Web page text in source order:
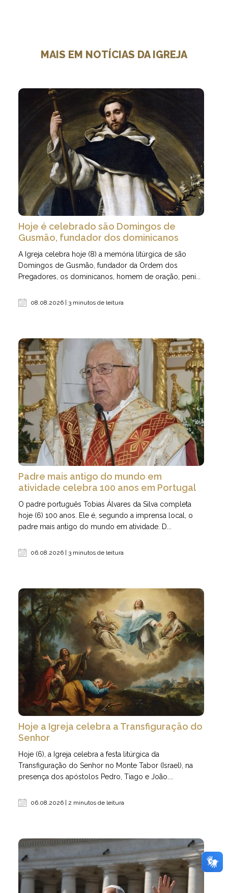
MAIS EM NOTÍCIAS DA IGREJA
Hoje é celebrado são Domingos de
Gusmão, fundador dos dominicanos
A Igreja celebra hoje (8) a memória litúrgica de são
Domingos de Gusmão, fundador da Ordem dos
Pregadores, os dominicanos, homem de oração, peni...
08.08.2026 | 3 minutos de leitura
Padre mais antigo do mundo em
atividade celebra 100 anos em Portugal
O padre português Tobias Álvares da Silva completa
hoje (6) 100 anos. Ele é, segundo a imprensa local, o
padre mais antigo do mundo em atividade. D...
06.08.2026 | 3 minutos de leitura
Hoje a Igreja celebra a Transfiguração do
Senhor
Hoje (6), a Igreja celebra a festa litúrgica da
Transfiguração do Senhor no Monte Tabor (Israel), na
presença dos apóstolos Pedro, Tiago e João....
06.08.2026 | 2 minutos de leitura